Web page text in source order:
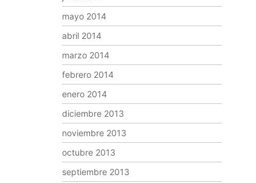
mayo 2014
abril 2014
marzo 2014
febrero 2014
enero 2014
diciembre 2013
noviembre 2013
octubre 2013
septiembre 2013